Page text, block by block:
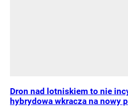
Dron nad lotniskiem to nie
hybrydowa wkracza na nowy